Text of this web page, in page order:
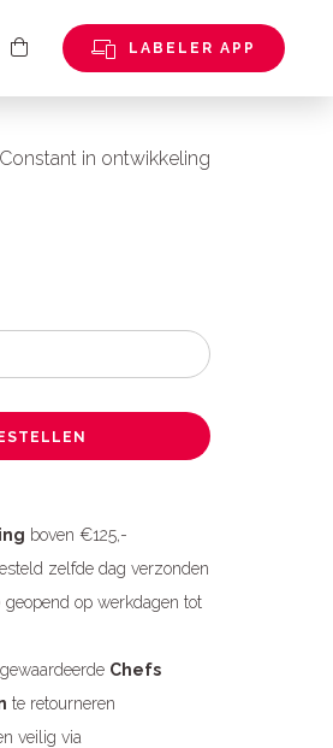
LABELER APP
Constant in ontwikkeling
boven €125,-
zelfde dag verzonden
geopend op werkdagen tot
Chefs
te retourneren
veilig via